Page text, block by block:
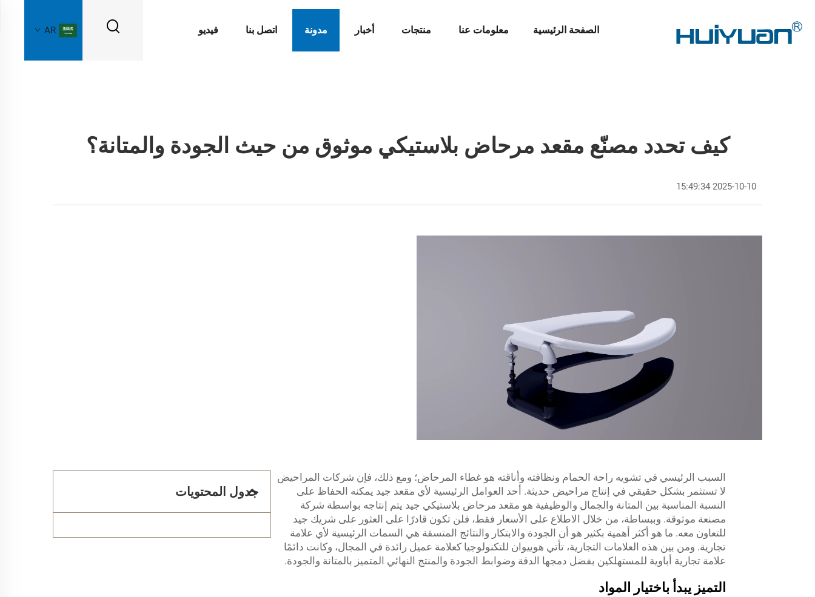
الصفحة الرئيسية معلومات عنا منتجات أخبار مدونة اتصل بنا فيديو AR
كيف تحدد مصنّع مقعد مرحاض بلاستيكي موثوق من حيث الجودة والمتانة؟
2025-10-10 15:49:34
السبب الرئيسي في تشويه راحة الحمام ونظافته وأناقته هو غطاء المرحاض؛ ومع ذلك، فإن شركات المراحيض
لا تستثمر بشكل حقيقي في إنتاج مراحيض حديثة. أحد العوامل الرئيسية لأي مقعد جيد يمكنه الحفاظ على
النسبة المناسبة بين المتانة والجمال والوظيفية هو مقعد مرحاض بلاستيكي جيد يتم إنتاجه بواسطة شركة
مصنعة موثوقة. وببساطة، من خلال الاطلاع على الأسعار فقط، فلن تكون قادرًا على العثور على شريك جيد
للتعاون معه. ما هو أكثر أهمية بكثير هو أن الجودة والابتكار والنتائج المتسقة هي السمات الرئيسية لأي علامة
تجارية. ومن بين هذه العلامات التجارية، تأتي هوييوان للتكنولوجيا كعلامة عميل رائدة في المجال، وكانت دائمًا
علامة تجارية أباوية للمستهلكين بفضل دمجها الدقة وضوابط الجودة والمنتج النهائي المتميز بالمتانة والجودة.
التميز يبدأ باختيار المواد
جدول المحتويات